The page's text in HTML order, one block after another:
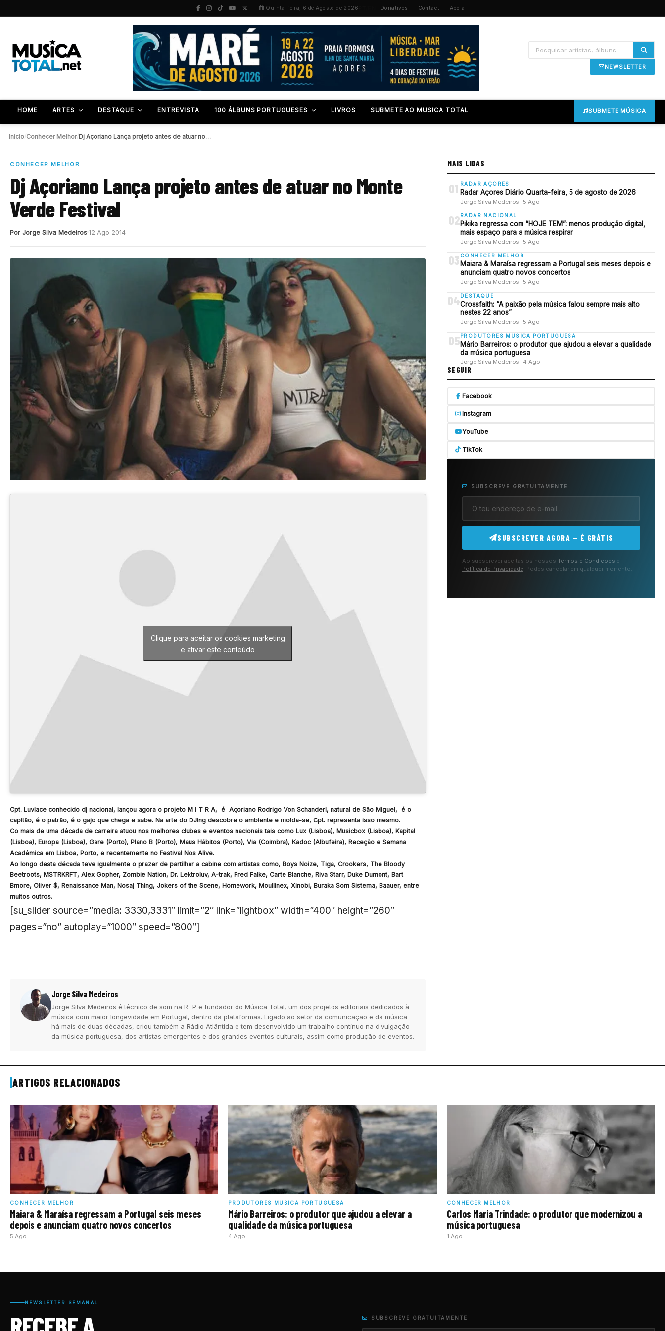
Quinta-feira, 6 de Agosto de 2026 Donativos Contact Apoia!
NEWSLETTER
HOME ARTES DESTAQUE ENTREVISTA 100 ÁLBUNS PORTUGUESES LIVROS SUBMETE AO MUSICA TOTAL SUBMETE MÚSICA
Início Conhecer Melhor/ Dj Açoriano Lança projeto antes de atuar no…
CONHECER MELHOR
Dj Açoriano Lança projeto antes de atuar no Monte
Verde Festival
Por Jorge Silva Medeiros12 Ago 2014
Clique para aceitar os cookies marketing
e ativar este conteúdo
Cpt. Luvlace conhecido dj nacional, lançou agora o projeto M I T R A, é Açoriano Rodrigo Von Schanderl, natural de São Miguel, é o
capitão, é o patrão, é o gajo que chega e sabe. Na arte do DJing descobre o ambiente e molda-se, Cpt. representa isso mesmo.
Co mais de uma década de carreira atuou nos melhores clubes e eventos nacionais tais como Lux (Lisboa), Musicbox (Lisboa), Kapital
(Lisboa), Europa (Lisboa), Gare (Porto), Plano B (Porto), Maus Hábitos (Porto), Via (Coimbra), Kadoc (Albufeira), Receção e Semana
Académica em Lisboa, Porto, e recentemente no Festival Nos Alive.
Ao longo desta década teve igualmente o prazer de partilhar a cabine com artistas como, Boys Noize, Tiga, Crookers, The Bloody
Beetroots, MSTRKRFT, Alex Gopher, Zombie Nation, Dr. Lektroluv, A-trak, Fred Falke, Carte Blanche, Riva Starr, Duke Dumont, Bart
Bmore, Oliver $, Renaissance Man, Nosaj Thing, Jokers of the Scene, Homework, Moullinex, Xinobi, Buraka Som Sistema, Baauer, entre
muitos outros.
[su_slider source=”media: 3330,3331″ limit=”2″ link=”lightbox” width=”400″ height=”260″
pages=”no” autoplay=”1000″ speed=”800″]
Jorge Silva Medeiros
Jorge Silva Medeiros é técnico de som na RTP e fundador do Música Total, um dos projetos editoriais dedicados à
música com maior longevidade em Portugal, dentro da plataformas. Ligado ao setor da comunicação e da música
há mais de duas décadas, criou também a Rádio Atlântida e tem desenvolvido um trabalho contínuo na divulgação
da música portuguesa, dos artistas emergentes e dos grandes eventos culturais, assim como produção de eventos.
MAIS LIDAS
01 RADAR AÇORES
Radar Açores Diário Quarta-feira, 5 de agosto de 2026
Jorge Silva Medeiros · 5 Ago
02 RADAR NACIONAL
Pikika regressa com “HOJE TEM”: menos produção digital,
mais espaço para a música respirar
Jorge Silva Medeiros · 5 Ago
03 CONHECER MELHOR
Maiara & Maraísa regressam a Portugal seis meses depois e
anunciam quatro novos concertos
Jorge Silva Medeiros · 5 Ago
04DESTAQUE
Crossfaith: “A paixão pela música falou sempre mais alto
nestes 22 anos”
Jorge Silva Medeiros · 5 Ago
05 PRODUTORES MUSICA PORTUGUESA
Mário Barreiros: o produtor que ajudou a elevar a qualidade
da música portuguesa
Jorge Silva Medeiros · 4 Ago
SEGUIR
Facebook
Instagram
YouTube
TikTok
SUBSCREVE GRATUITAMENTE
SUBSCREVER AGORA — É GRÁTIS
Ao subscrever aceitas os nossos Termos e Condições e
Política de Privacidade . Podes cancelar em qualquer momento.
ARTIGOS RELACIONADOS
CONHECER MELHOR
Maiara & Maraísa regressam a Portugal seis meses
depois e anunciam quatro novos concertos
5 Ago
PRODUTORES MUSICA PORTUGUESA
Mário Barreiros: o produtor que ajudou a elevar a
qualidade da música portuguesa
4 Ago
CONHECER MELHOR
Carlos Maria Trindade: o produtor que modernizou a
música portuguesa
1 Ago
NEWSLETTER SEMANAL
SUBSCREVE GRATUITAMENTE